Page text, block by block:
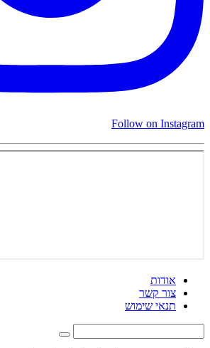
Follow on Instagram
אודות
צור קשר
תנאי שימוש